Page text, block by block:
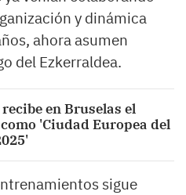
y dinámica
ahora asumen
del Ezkerraldea.
en Bruselas el
'Ciudad Europea del
sigue